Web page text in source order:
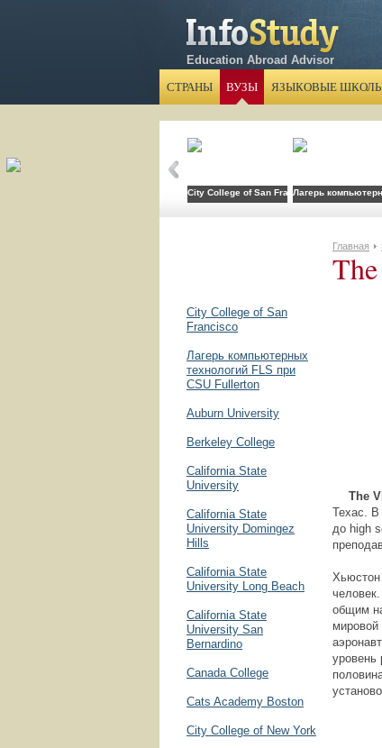
Education Abroad Advisor
СТРАНЫ ВУЗЫ ЯЗЫКОВЫЕ
City College of San Francisco
Лагерь
City College of San
Francisco
Лагерь компьютерных
технологий FLS при
CSU Fullerton
Auburn University
Berkeley College
California State
University
California State
University Domingez
Hills
California State
University Long Beach
California State
University San
Bernardino
Canada College
Cats Academy Boston
City College of New York
Главная
The
Техас. В
до high
общим
мировой
уровень